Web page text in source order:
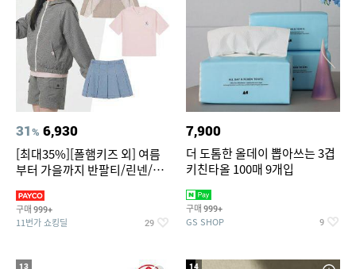
31% 6,930
[최대35%][폴햄키즈 외] 여름
부터 가을까지 반팔티/린넨/맨
구매 999+
11번가 쇼킹딜 29
7,900
더 도톰한 올데이 뽑아쓰는 3겹
키친타올 100매 9개입
구매 999+
GS SHOP 9
13 14